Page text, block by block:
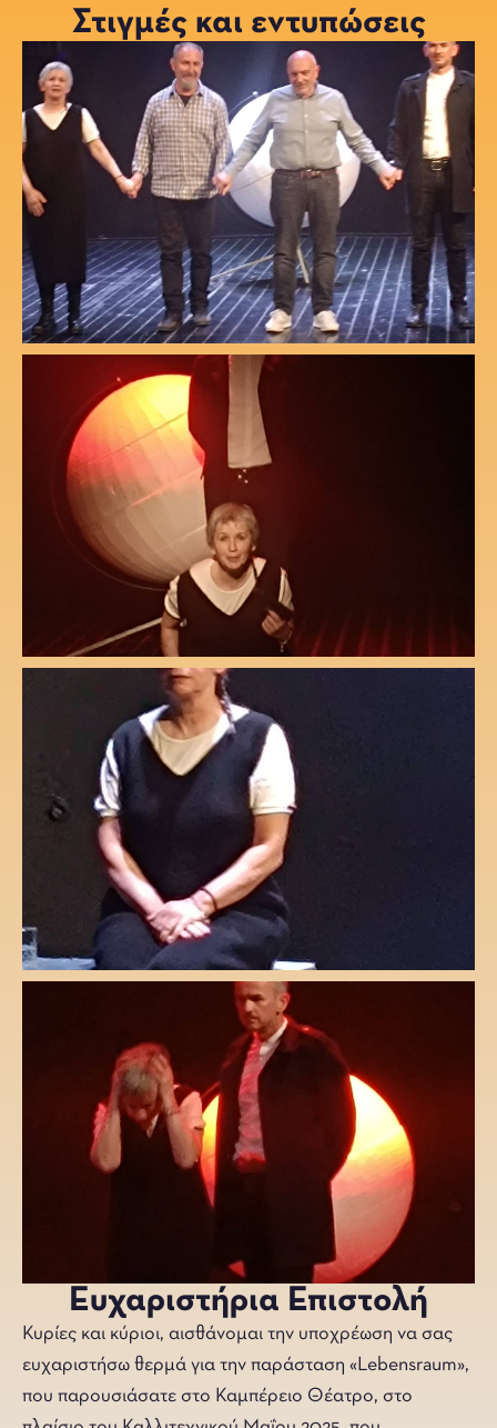
Στιγμές και εντυπώσεις
Ευχαριστήρια Επιστολή
Κυρίες και κύριοι, αισθάνομαι την υποχρέωση να σας
ευχαριστήσω θερμά για την παράσταση «Lebensraum»,
που παρουσιάσατε στο Καμπέρειο Θέατρο, στο